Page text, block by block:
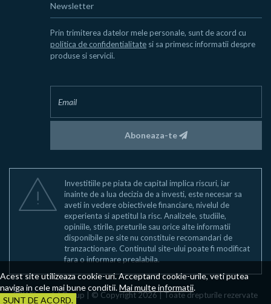
Newsletter
Prin trimiterea datelor mele personale, sunt de acord cu
politica de confidentialitate si sa primesc informatii despre
produse si servicii.
Aboneaza-te
Investitiile pe piata de capital implica riscuri, iar
inainte de a lua decizia de a investi, este necesar sa
aveti in vedere obiectivele financiare, nivelul de
experienta si apetitul la risc. Analizele, studiile,
opiniile, stirile, preturile sau orice alte informatii
disponibile pe site nu constituie recomandari de
tranzactionare. Continutul site-ului poate fi modificat
fara o informare prealabila.
BRK Financial Group | © Copyright 2026 | Toate drepturile rezervate
Acest site utilizeaza cookie-uri. Acceptand cookie-urile, veti putea
naviga in cele mai bune conditii.Mai multe informatii.
SUNT DE ACORD.